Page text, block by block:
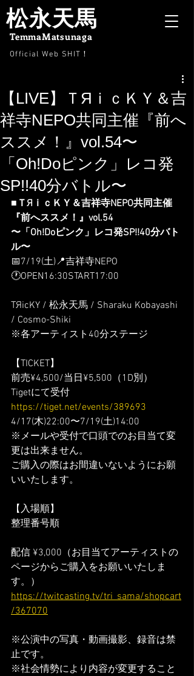
Official Web SHIT ！
松永天馬
TemmaMatsunaga
【LIVE】ＴЯｉｃＫＹ＆吉
祥寺NEPO共同主催『前へ
ススメ！』vol.54〜
「Oh!Doピンク」レコ発
SP!!40分バトル〜
■ＴЯｉｃＫＹ＆吉祥寺NEPO共同主催
『前へススメ！』vol.54
〜「Oh!Doピンク」レコ発SP!!40分バト
ル〜
📅7/19(土)📍吉祥寺NEPO
🕐OPEN16:30START17:00
TЯicKY / 松永天馬 / Sharaku Kobayashi
/ Cosmo-Shiki
※各アーティスト40分ステージ
【TICKET】
前売¥4,500/当日¥5,500（1D別）
Tigetにて受付
https://tiget.net/events/389693
4/17(木)22:00〜7/19(土)14:00
※メールや受付で口頭でのお目当て変
更は出来ません。
ご購入の際はお間違いないようにお願
いいたします。
【入場順】
整理番号順
配信 ¥3,000（お目当てアーティストの
ページからご購入をお願いいたしま
す。）
https://twitcasting.tv/tri_sama/shopcart
/367070
※公演中の写真・動画撮影、録音は禁
止です。
※社会情勢により内容が変更すること